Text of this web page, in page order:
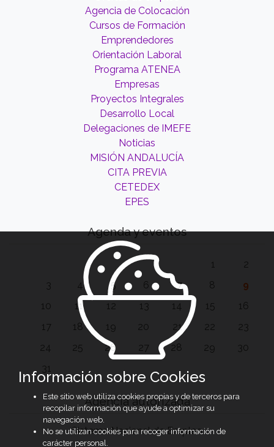
Agencia de Colocación
Cursos de Formación
Emprendedores
Orientación Laboral
Programa ATENEA
Empresas
Proyectos Integrales
Desarrollo Local
Delegaciones de IMEFE
Noticias
MISIÓN ANDALUCÍA
CITA PREVIA
CETEDEX
EPES
Agenda y eventos
1
2
3
4 5 6 7 8
9
10
11 12 13 14 15
16
17
18 19 20 21 22
23
24
25 26 27 28 29
30
31
Agencia autorizada
Sistema Nacional de Empleo
Información sobre Cookies
Este sitio web utiliza cookies propias y de terceros para
recopilar información que ayude a optimizar su
navegación web.
No se utilizan cookies para recoger información de
carácter personal.